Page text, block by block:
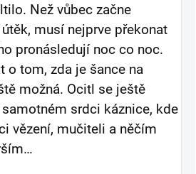
Než vůbec začne
musí nejprve překonat
pronásledují noc co noc.
o tom, zda je šance na
možná. Ocitl se ještě
srdci káznice, kde
vězení, mučiteli a něčím